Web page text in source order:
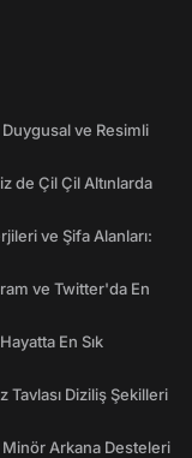
ve Resimli
de Çil Çil Altınlarda
ve Şifa Alanları:
ve Twitter'da En
En Sık
Tavlası Diziliş Şekilleri
Minör Arkana Desteleri